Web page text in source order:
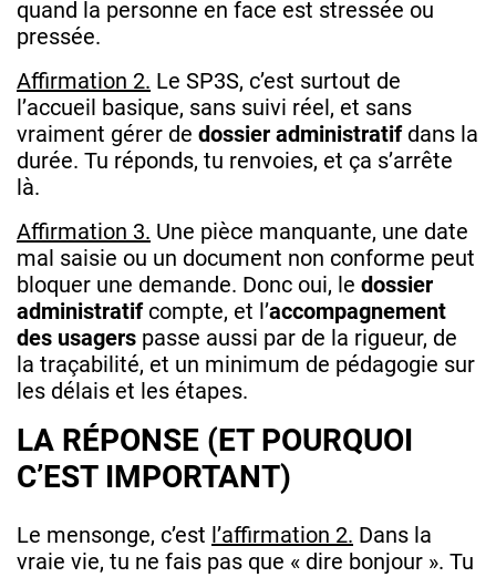
quand la personne en face est stressée ou
pressée.
Affirmation 2. Le SP3S, c’est surtout de
l’accueil basique, sans suivi réel, et sans
vraiment gérer de dossier administratifdans la
durée. Tu réponds, tu renvoies, et ça s’arrête
là.
Affirmation 3. Une pièce manquante, une date
mal saisie ou un document non conforme peut
bloquer une demande. Donc oui, le dossier
administratifcompte, et l’accompagnement
des usagers passe aussi par de la rigueur, de
la traçabilité, et un minimum de pédagogie sur
les délais et les étapes.
LA RÉPONSE (ET POURQUOI
C’EST IMPORTANT)
Le mensonge, c’est l’affirmation 2. Dans la
vraie vie, tu ne fais pas que « dire bonjour ». Tu